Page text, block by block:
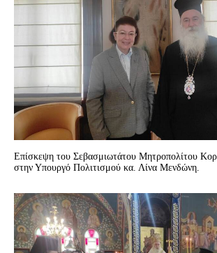
Επίσκεψη του Σεβασμιωτάτου Μητροπολίτου
στην Υπουργό Πολιτισμού κα. Λίνα Μενδώνη.